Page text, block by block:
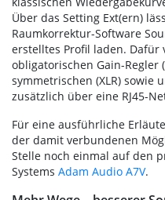
Über das Setting Ext(ern)
Raumkorrektur-Software
erstelltes Profil laden. Dafür
obligatorischen Gain-Regler
symmetrischen (XLR) sowie
zusätzlich über eine RJ45-
Für eine ausführliche
der damit verbundenen
Stelle noch einmal auf den
Systems Adam Audio A7V.